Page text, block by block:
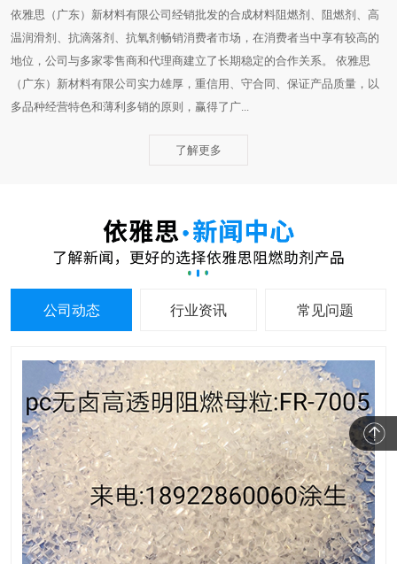
依雅思（广东）新材料有限公司经销批发的合成材料阻燃剂、阻燃剂、高
温润滑剂、抗滴落剂、抗氧剂畅销消费者市场，在消费者当中享有较高的
地位，公司与多家零售商和代理商建立了长期稳定的合作关系。 依雅思
（广东）新材料有限公司实力雄厚，重信用、守合同、保证产品质量，以
多品种经营特色和薄利多销的原则，赢得了广...
了解更多
公司动态 行业资讯 常见问题